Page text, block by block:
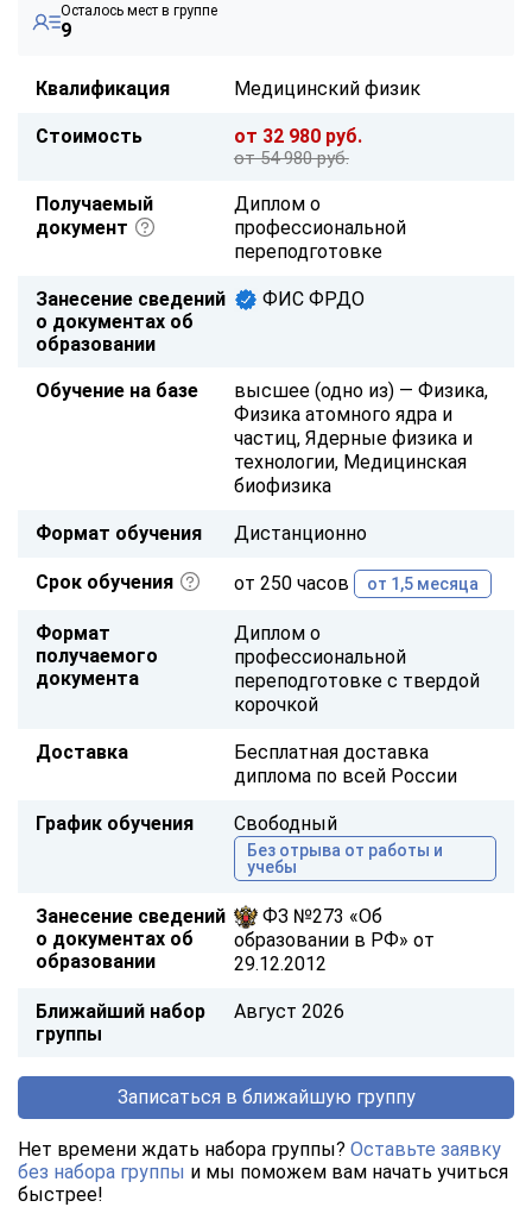
Осталось мест в группе
9
Квалификация Медицинский физик
Стоимость от 32 980 руб.
от 54 980 руб.
Получаемый
документ
Диплом о
профессиональной
переподготовке
Занесение сведений
о документах об
образовании
ФИС ФРДО
Обучение на базе
высшее (одно из) — Физика,
Физика атомного ядра и
частиц, Ядерные физика и
технологии, Медицинская
биофизика
Формат обучения Дистанционно
Срок обучения от 250 часов от 1,5 месяца
Формат
получаемого
документа
Диплом о
профессиональной
переподготовке с твердой
корочкой
Доставка
Бесплатная доставка
диплома по всей России
График обучения Свободный
Без отрыва от работы и
учебы
Занесение сведений
о документах об
образовании
ФЗ №273 «Об
образовании в РФ» от
29.12.2012
Ближайший набор
группы
Август 2026
Записаться в ближайшую группу
Нет времени ждать набора группы? Оставьте заявку
без набора группы и мы поможем вам начать учиться
быстрее!